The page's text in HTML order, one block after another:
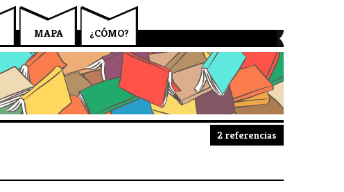
¿CÓMO?
MAPA
2 referencias